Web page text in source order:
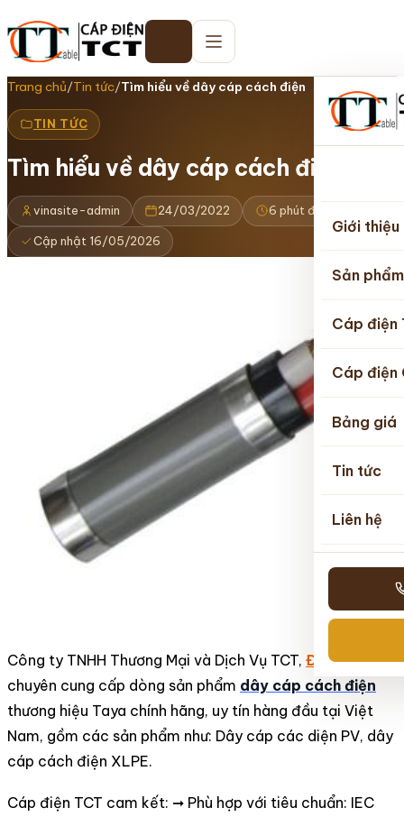
Giới thiệu
Sản phẩm
Cáp điện
Cáp điện
Bảng giá
Tin tức
Liên hệ
Trang chủ/Tin tức/Tìm hiểu về dây cáp cách điện
TIN TỨC
Tìm hiểu về dây cáp cách điện
vinasite-admin 24/03/2022 6 phút đọc
Cập nhật 16/05/2026
Công ty TNHH Thương Mại và Dịch Vụ TCT, Đại lý cấp1
chuyên cung cấp dòng sản phẩm dây cáp cách điện
thương hiệu Taya chính hãng, uy tín hàng đầu tại Việt
Nam, gồm các sản phẩm như: Dây cáp các diện PV, dây
cáp cách điện XLPE.
Cáp điện TCT cam kết: ➞ Phù hợp với tiêu chuẩn: IEC